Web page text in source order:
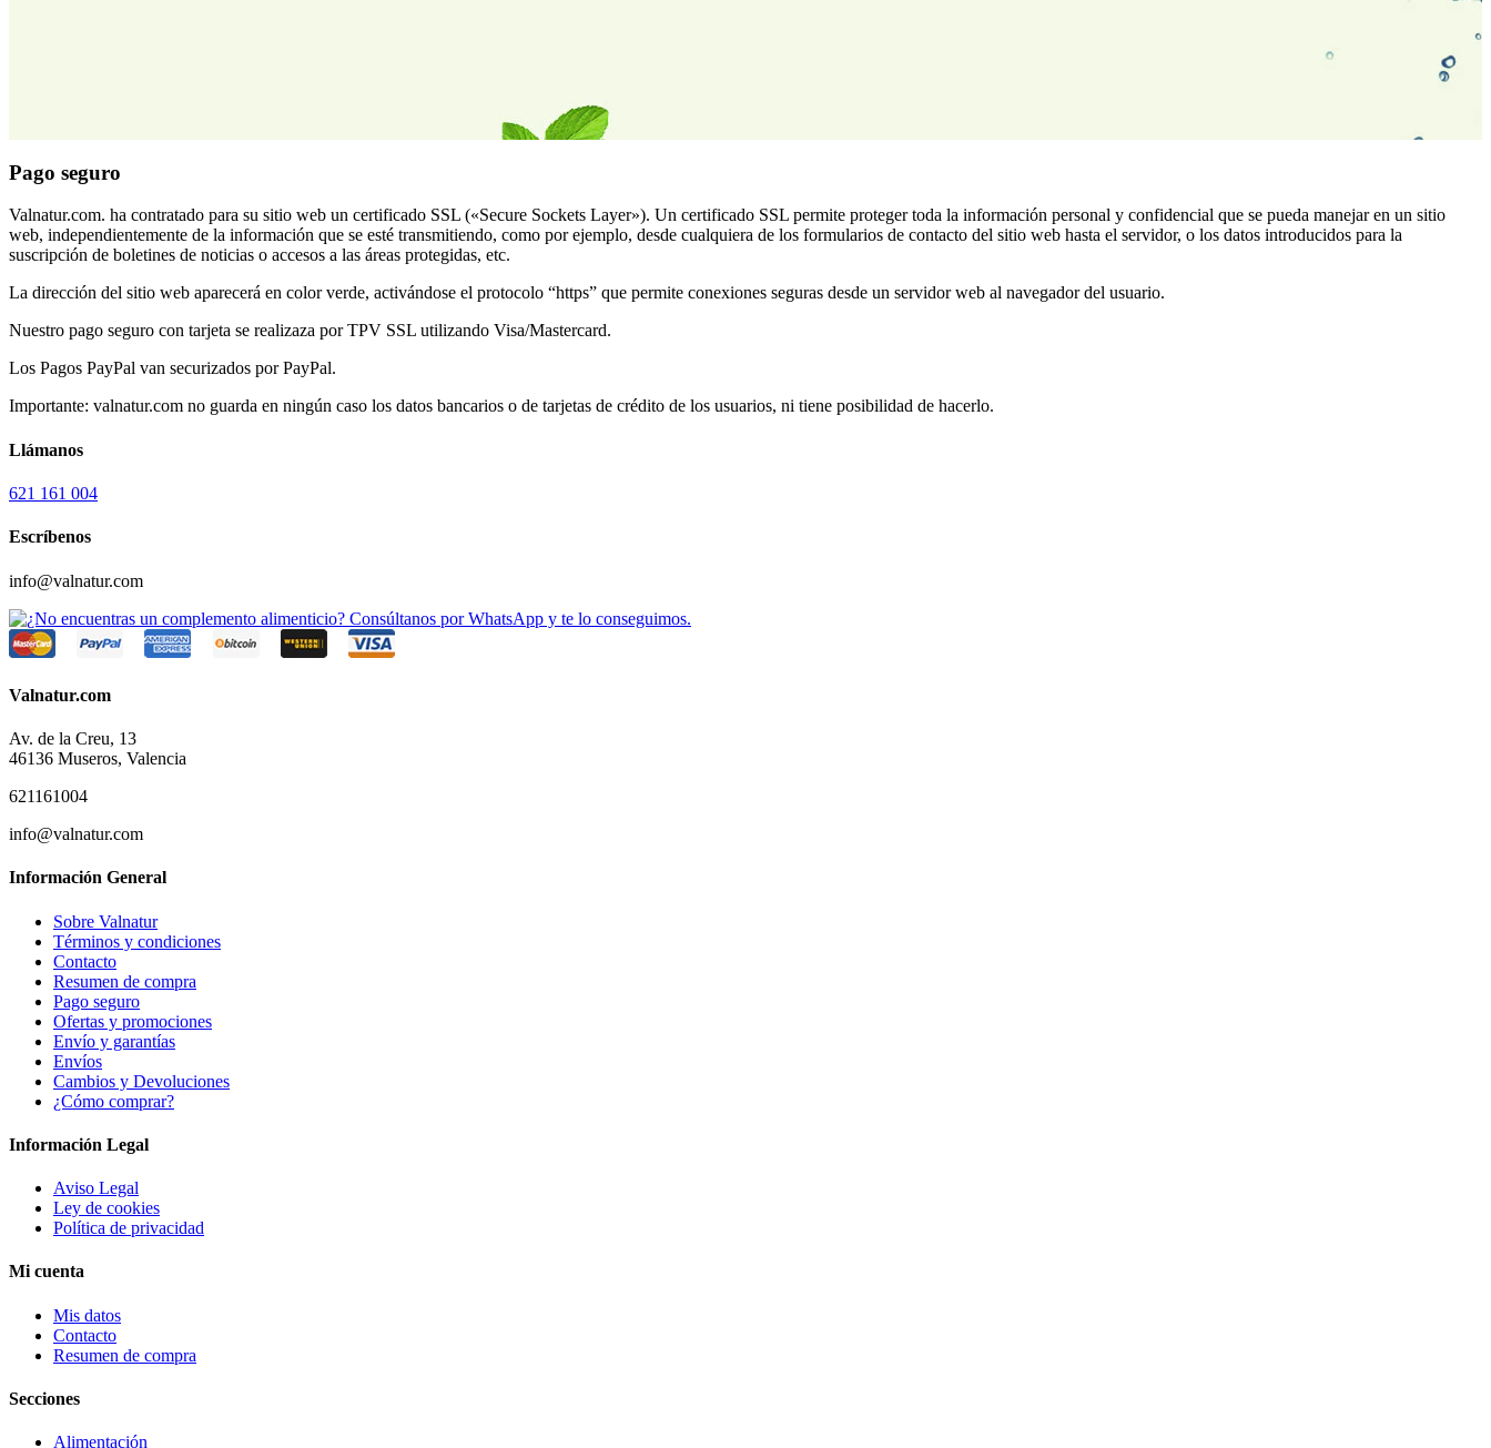
Pago seguro
Valnatur.com. ha contratado para su sitio web un certificado SSL («Secure Sockets Layer»). Un certificado SSL permite proteger toda la información personal y confidencial que se pueda manejar en un sitio
web, independientemente de la información que se esté transmitiendo, como por ejemplo, desde cualquiera de los formularios de contacto del sitio web hasta el servidor, o los datos introducidos para la
suscripción de boletines de noticias o accesos a las áreas protegidas, etc.
La dirección del sitio web aparecerá en color verde, activándose el protocolo “https” que permite conexiones seguras desde un servidor web al navegador del usuario.
Nuestro pago seguro con tarjeta se realizaza por TPV SSL utilizando Visa/Mastercard.
Los Pagos PayPal van securizados por PayPal.
Importante: valnatur.com no guarda en ningún caso los datos bancarios o de tarjetas de crédito de los usuarios, ni tiene posibilidad de hacerlo.
Llámanos
621 161 004
Escríbenos
info@valnatur.com
Valnatur.com
Av. de la Creu, 13
46136 Museros, Valencia
621161004
info@valnatur.com
Información General
Sobre Valnatur
Términos y condiciones
Contacto
Resumen de compra
Pago seguro
Ofertas y promociones
Envío y garantías
Envíos
Cambios y Devoluciones
¿Cómo comprar?
Información Legal
Aviso Legal
Ley de cookies
Política de privacidad
Mi cuenta
Mis datos
Contacto
Resumen de compra
Secciones
Alimentación